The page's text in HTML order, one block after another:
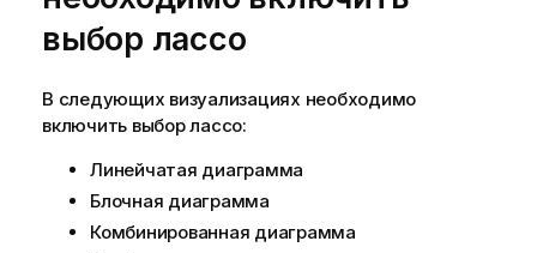
выбор лассо
В следующих визуализациях необходимо
включить выбор лассо:
Линейчатая диаграмма
Блочная диаграмма
Комбинированная диаграмма